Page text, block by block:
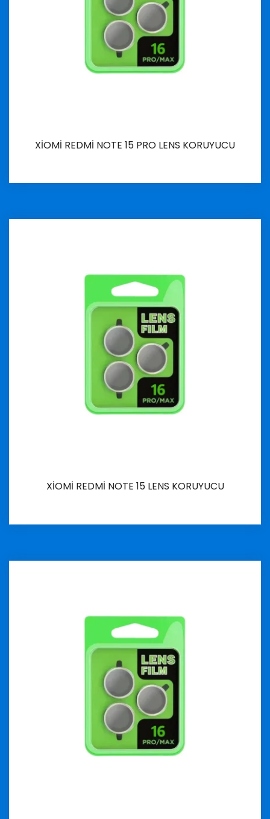
XİOMİ REDMİ NOTE 15 PRO LENS KORUYUCU
XİOMİ REDMİ NOTE 15 LENS KORUYUCU